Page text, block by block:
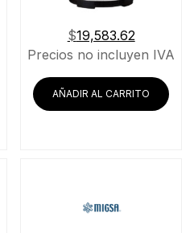
$19,583.62
Precios no incluyen IVA
AÑADIR AL CARRITO